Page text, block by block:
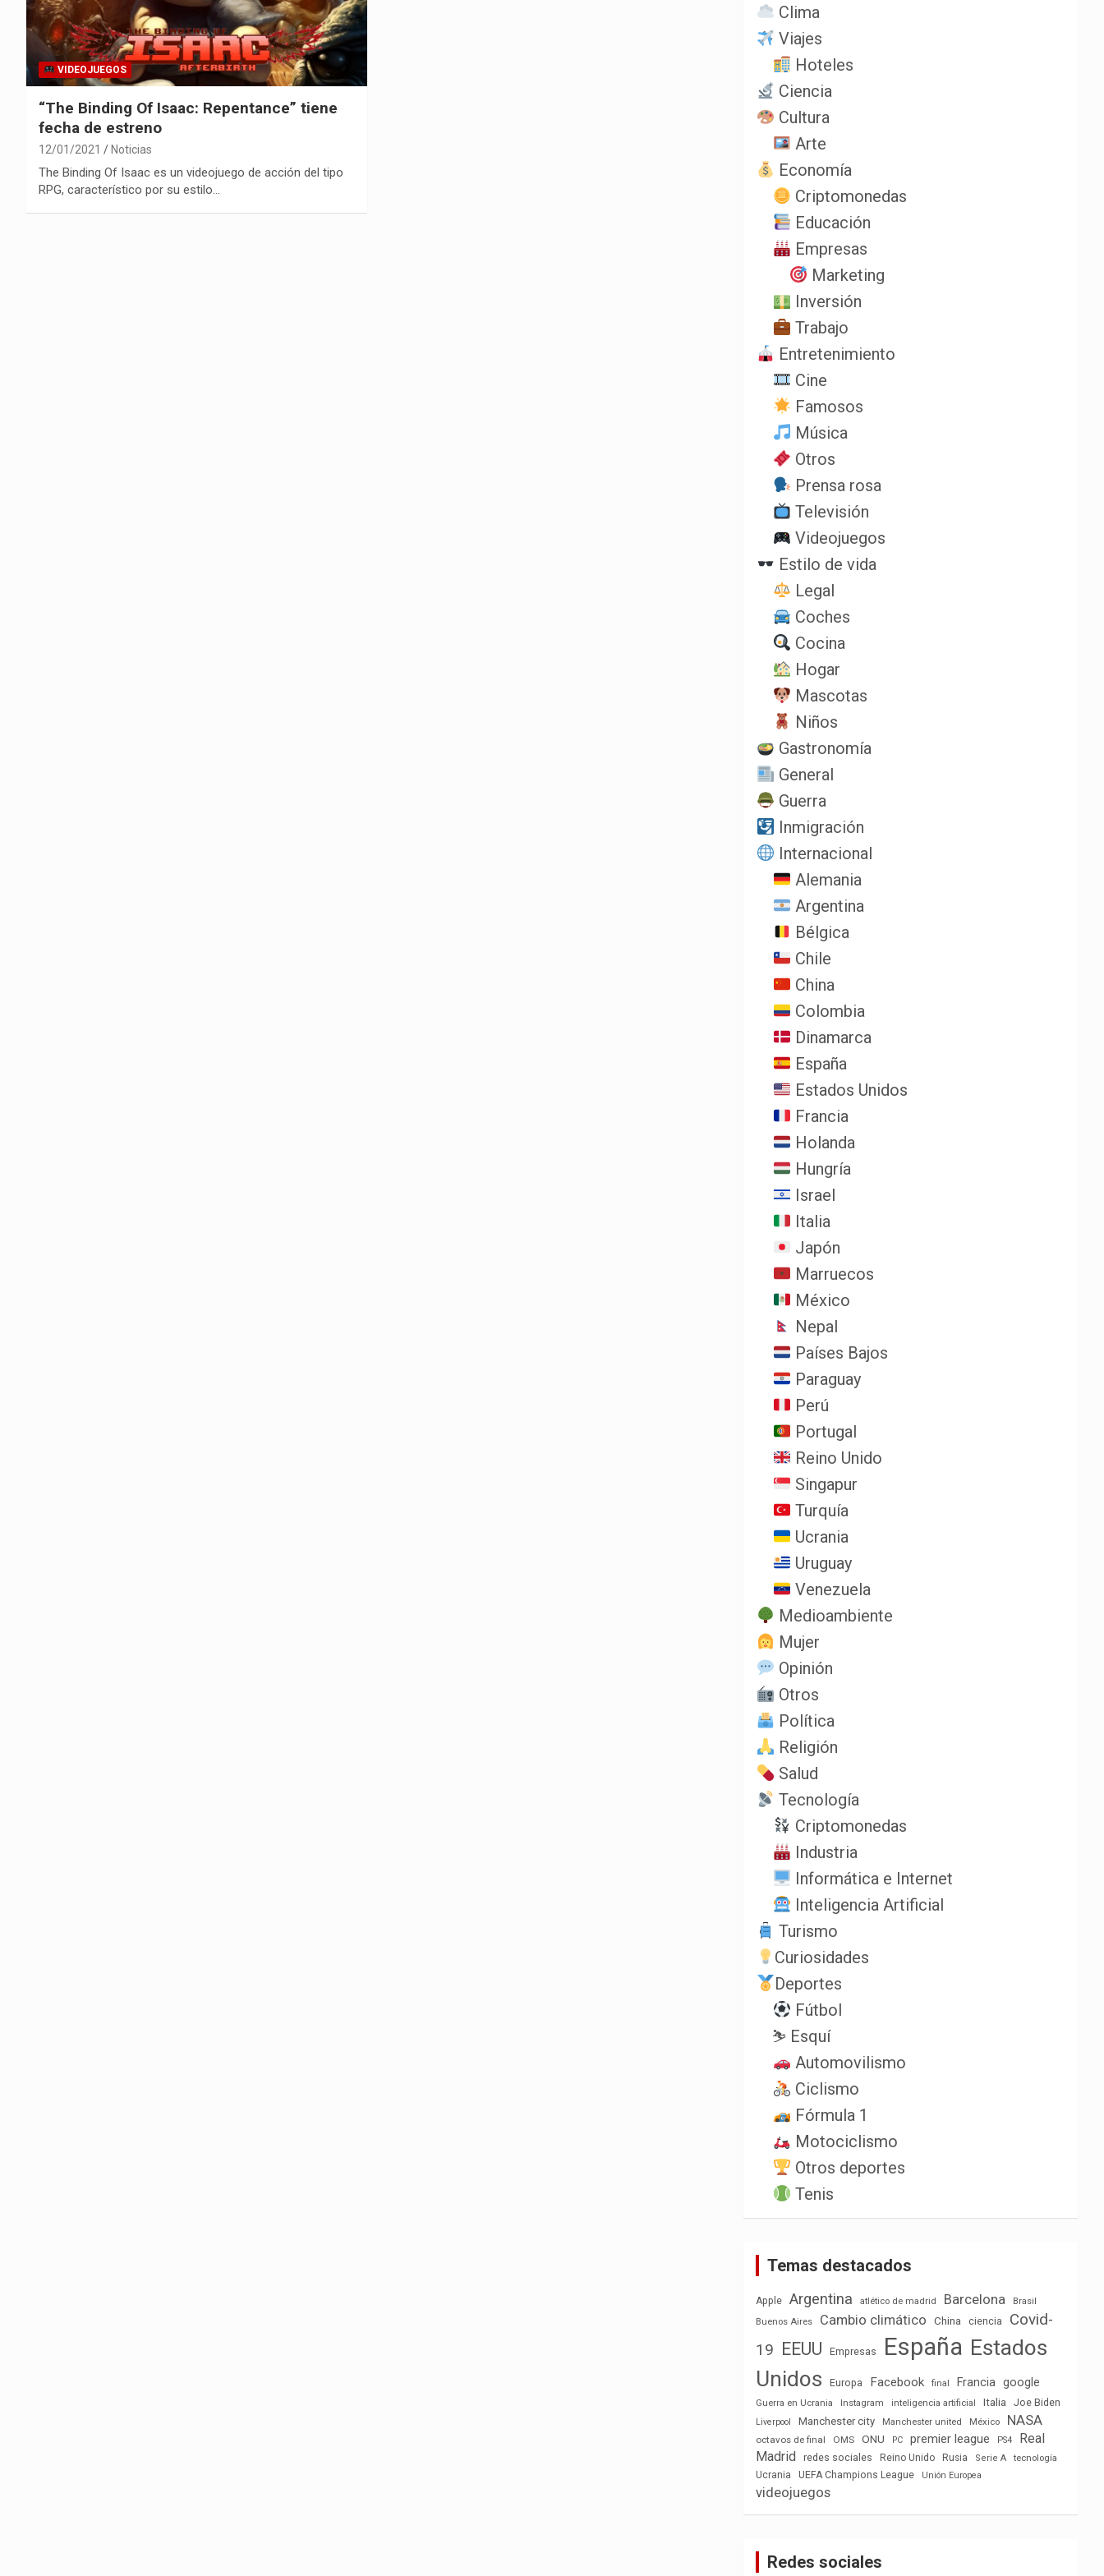
VIDEOJUEGOS
“The Binding Of Isaac: Repentance” tiene
fecha de estreno
12/01/2021 Noticias
The Binding Of Isaac es un videojuego de acción del tipo
RPG, característico por su estilo…
Clima
Viajes
Hoteles
Ciencia
Cultura
Arte
Economía
Criptomonedas
Educación
Empresas
Marketing
Inversión
Trabajo
Entretenimiento
Cine
Famosos
Música
Otros
Prensa rosa
Televisión
Videojuegos
Estilo de vida
Legal
Coches
Cocina
Hogar
Mascotas
Niños
Gastronomía
General
Guerra
Inmigración
Internacional
Alemania
Argentina
Bélgica
Chile
China
Colombia
Dinamarca
España
Estados Unidos
Francia
Holanda
Hungría
Israel
Italia
Japón
Marruecos
México
Nepal
Países Bajos
Paraguay
Perú
Portugal
Reino Unido
Singapur
Turquía
Ucrania
Uruguay
Venezuela
Medioambiente
Mujer
Opinión
Otros
Política
Religión
Salud
Tecnología
Criptomonedas
Industria
Informática e Internet
Inteligencia Artificial
Turismo
Curiosidades
Deportes
Fútbol
⛷️ Esquí
Automovilismo
Ciclismo
Fórmula 1
Motociclismo
Otros deportes
Tenis
Temas destacados
Apple Argentina atlético de madrid Barcelona
Brasil
Buenos Aires
Cambio climático China ciencia
Covid-
19
EEUU Empresas España Estados
Unidos
Europa Facebook final Francia google
Guerra en Ucrania Instagram inteligencia artificial Italia Joe Biden
Liverpool Manchester city Manchester united México NASA
octavos de final OMS ONU PC premier league PS4
Real
Madrid
redes sociales Reino Unido Rusia Serie A
tecnología
Ucrania
UEFA Champions League Unión Europea
videojuegos
Redes sociales